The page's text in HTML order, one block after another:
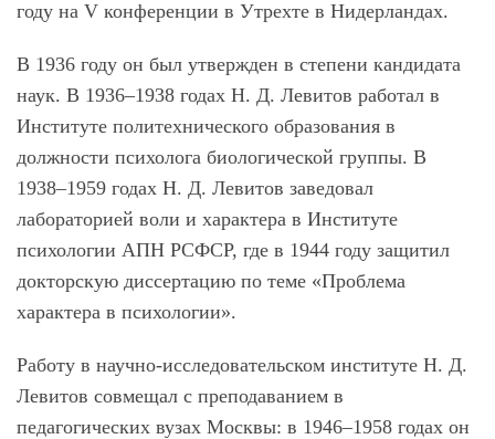
году на V конференции в Утрехте в Нидерландах.
В 1936 году он был утвержден в степени кандидата
наук. В 1936–1938 годах Н. Д. Левитов работал в
Институте политехнического образования в
должности психолога биологической группы. В
1938–1959 годах Н. Д. Левитов заведовал
лабораторией воли и характера в Институте
психологии АПН РСФСР, где в 1944 году защитил
докторскую диссертацию по теме «Проблема
характера в психологии».
Работу в научно-исследовательском институте Н. Д.
Левитов совмещал с преподаванием в
педагогических вузах Москвы: в 1946–1958 годах он